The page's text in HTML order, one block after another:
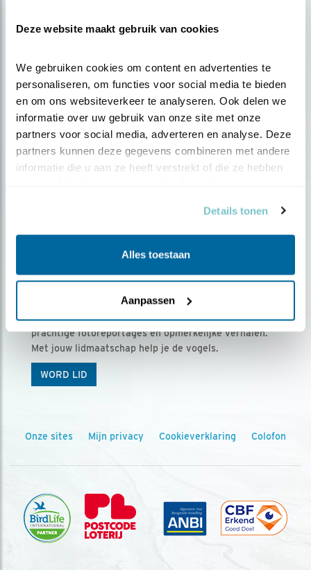
Deze website maakt gebruik van cookies
We gebruiken cookies om content en advertenties te
personaliseren, om functies voor social media te bieden
en om ons websiteverkeer te analyseren. Ook delen we
informatie over uw gebruik van onze site met onze
partners voor social media, adverteren en analyse. Deze
partners kunnen deze gegevens combineren met andere
informatie die u aan ze heeft verstrekt of die ze hebben
Details tonen
Alles toestaan
Aanpassen
Ontvang 5 x Vogels voor € 36,00 per jaar
Vogels is het tijdschrift voor onze leden, met
prachtige fotoreportages en opmerkelijke verhalen.
Met jouw lidmaatschap help je de vogels.
WORD LID
Onze sites Mijn privacy Cookieverklaring Colofon